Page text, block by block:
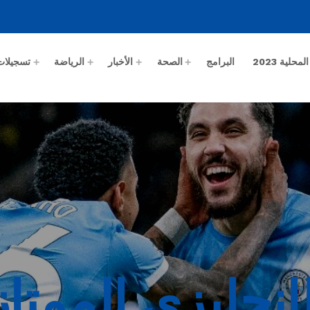
2023 البرامج الصحة الأخبار الرياضة